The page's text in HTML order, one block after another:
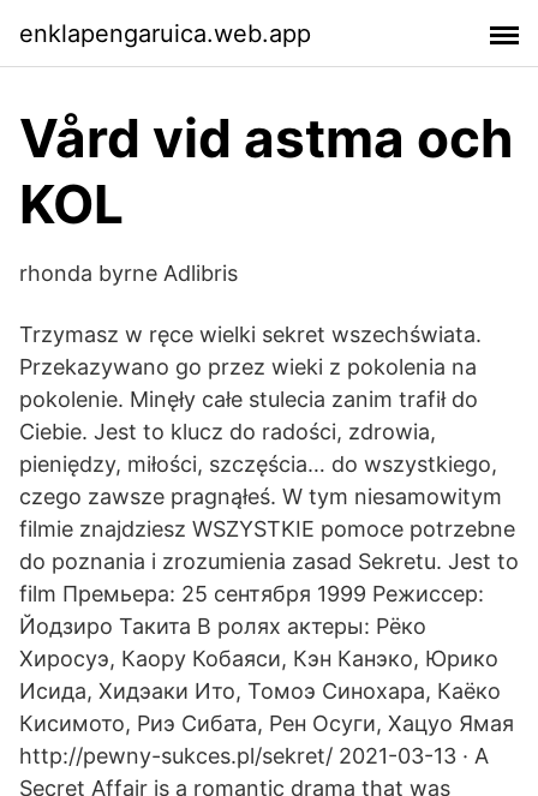
enklapengaruica.web.app
Vård vid astma och
KOL
rhonda byrne Adlibris
Trzymasz w ręce wielki sekret wszechświata.
Przekazywano go przez wieki z pokolenia na
pokolenie. Minęły całe stulecia zanim trafił do
Ciebie. Jest to klucz do radości, zdrowia,
pieniędzy, miłości, szczęścia… do wszystkiego,
czego zawsze pragnąłeś. W tym niesamowitym
filmie znajdziesz WSZYSTKIE pomoce potrzebne
do poznania i zrozumienia zasad Sekretu. Jest to
film Премьера: 25 сентября 1999 Режиссер:
Йодзиро Такита В ролях актеры: Рёко
Хиросуэ, Каору Кобаяси, Кэн Канэко, Юрико
Исида, Хидэаки Ито, Томоэ Синохара, Каёко
Кисимото, Риэ Сибата, Рен Осуги, Хацуо Ямая
http://pewny-sukces.pl/sekret/ 2021-03-13 · A
Secret Affair is a romantic drama that was